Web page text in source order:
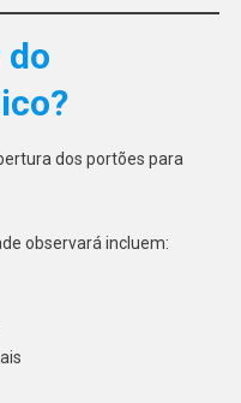
do
dos portões para
observará incluem: